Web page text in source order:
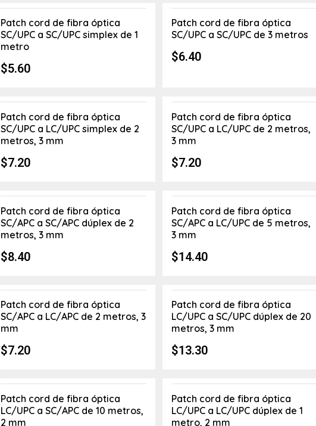
Patch cord de fibra óptica
SC/UPC a SC/UPC simplex de 1
metro
$5.60
Patch cord de fibra óptica
SC/UPC a SC/UPC de 3 metros
$6.40
Patch cord de fibra óptica
SC/UPC a LC/UPC simplex de 2
metros, 3 mm
$7.20
Patch cord de fibra óptica
SC/UPC a LC/UPC de 2 metros,
3 mm
$7.20
Patch cord de fibra óptica
SC/APC a SC/APC dúplex de 2
metros, 3 mm
$8.40
Patch cord de fibra óptica
SC/APC a LC/UPC de 5 metros,
3 mm
$14.40
Patch cord de fibra óptica
SC/APC a LC/APC de 2 metros, 3
mm
$7.20
Patch cord de fibra óptica
LC/UPC a SC/UPC dúplex de 20
metros, 3 mm
$13.30
Patch cord de fibra óptica
LC/UPC a SC/APC de 10 metros,
2 mm
Patch cord de fibra óptica
LC/UPC a LC/UPC dúplex de 1
metro, 2 mm